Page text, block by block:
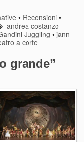
• Recensioni•
andrea costanzo
Juggling • jann
a corte
grande”